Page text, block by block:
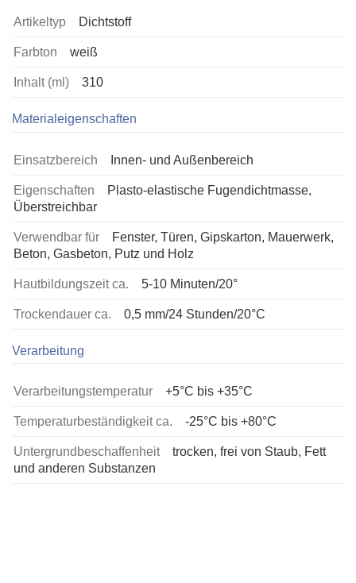
Artikeltyp Dichtstoff
Farbton weiß
Inhalt (ml) 310
Materialeigenschaften
Einsatzbereich Innen- und Außenbereich
Eigenschaften
Plasto-elastische Fugendichtmasse,
Überstreichbar
Verwendbar für
Fenster, Türen, Gipskarton, Mauerwerk,
Beton, Gasbeton, Putz und Holz
Hautbildungszeit ca. 5-10 Minuten/20°
Trockendauer ca. 0,5 mm/24 Stunden/20°C
Verarbeitung
Verarbeitungstemperatur +5°C bis +35°C
Temperaturbeständigkeit ca. -25°C bis +80°C
Untergrundbeschaffenheit
trocken, frei von Staub, Fett
und anderen Substanzen